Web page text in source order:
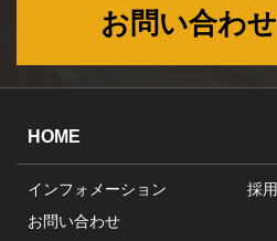
お問い合わ
HOME
インフォメーション
採
お問い合わせ